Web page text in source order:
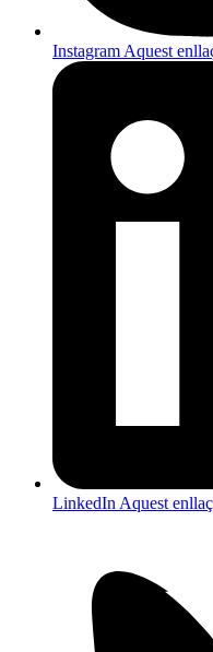
Instagram Aquest
LinkedIn Aquest